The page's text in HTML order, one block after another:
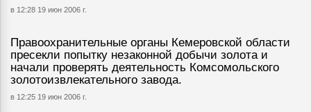
в 12:28 19 июн 2006 г.
Правоохранительные органы Кемеровской области
пресекли попытку незаконной добычи золота и
начали проверять деятельность Комсомольского
золотоизвлекательного завода.
в 12:25 19 июн 2006 г.